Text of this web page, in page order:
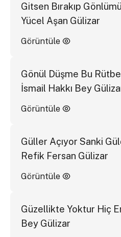
Gitsen Bırakıp
Yücel Aşan Gülizar
Görüntüle
Gönül Düşme Bu
İsmail Hakkı Bey
Görüntüle
Güller Açıyor Sanki
Refik Fersan Gülizar
Görüntüle
Güzellikte Yoktur Hiç
Bey Gülizar